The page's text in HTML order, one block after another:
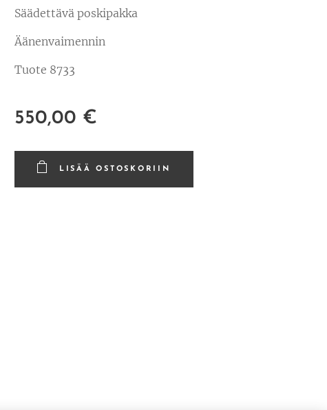
Säädettävä poskipakka
Äänenvaimennin
Tuote 8733
550,00 €
LISÄÄ OSTOSKORIIN